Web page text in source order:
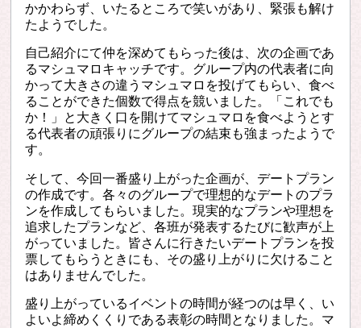
かかわらず、いたるところで笑いがあり、緊張も解け
たようでした。
自己紹介にて仲を深めてもらった後は、次の企画であ
るマシュマロキャッチです。グループ内の代表者に向
かって大きさの違うマシュマロを投げてもらい、食べ
ることができた個数で得点を競いました。「これでも
か！」と大きく口を開けてマシュマロを食べようとす
る代表者の頑張りにグループの結束も強まったようで
す。
そして、今回一番盛り上がった企画が、デートプラン
の作成です。各々のグループで理想的なデートのプラ
ンを作成してもらいました。現実的なプランや理想を
追求したプランなど、各班が発表するたびに歓声が上
がっていました。皆さんに行きたいデートプランを投
票してもらうときにも、その盛り上がりに欠けること
はありませんでした。
盛り上がっているイベントの時間が経つのは早く、い
よいよ締めくくりである表彰の時間となりました。マ